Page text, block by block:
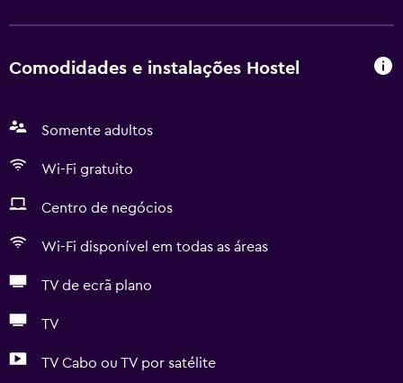
Comodidades e instalações Hostel
Somente adultos
Wi-Fi gratuito
Centro de negócios
Wi-Fi disponível em todas as áreas
TV de ecrã plano
TV
TV Cabo ou TV por satélite